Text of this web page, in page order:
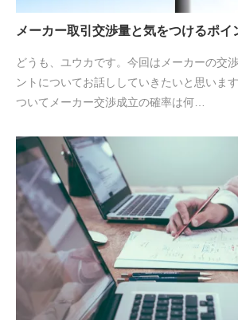
メーカー取引交渉量と気をつけるポイ
どうも、ユウカです。今回はメーカーの交
ントについてお話ししていきたいと思いま
ついてメーカー交渉成立の確率は何…